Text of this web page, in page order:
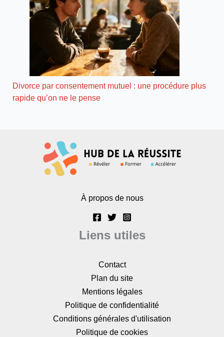
Divorce par consentement mutuel : une procédure plus
rapide qu’on ne le pense
À propos de nous
Liens utiles
Contact
Plan du site
Mentions légales
Politique de confidentialité
Conditions générales d'utilisation
Politique de cookies